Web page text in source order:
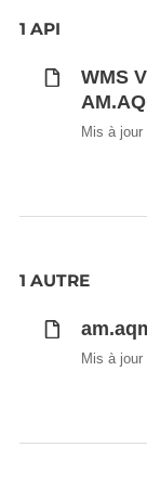
1 API
WMS
Mis à
1 AUTRE
Mis à